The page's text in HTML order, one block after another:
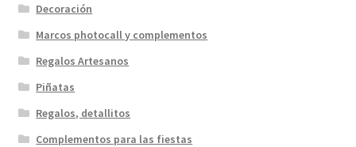
Decoración
Marcos photocall y complementos
Regalos Artesanos
Piñatas
Regalos, detallitos
Complementos para las fiestas